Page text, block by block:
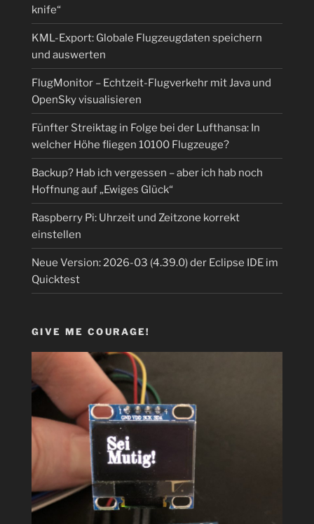
knife“
KML-Export: Globale Flugzeugdaten speichern
und auswerten
FlugMonitor – Echtzeit-Flugverkehr mit Java und
OpenSky visualisieren
Fünfter Streiktag in Folge bei der Lufthansa: In
welcher Höhe fliegen 10100 Flugzeuge?
Backup? Hab ich vergessen – aber ich hab noch
Hoffnung auf „Ewiges Glück“
Raspberry Pi: Uhrzeit und Zeitzone korrekt
einstellen
Neue Version: 2026-03 (4.39.0) der Eclipse IDE im
Quicktest
GIVE ME COURAGE!